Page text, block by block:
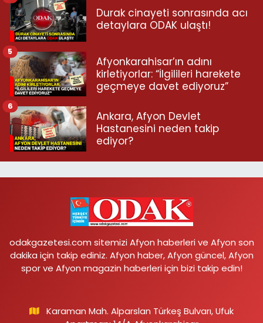
Durak cinayeti sonrasında acı
detaylara ODAK ulaştı!
Afyonkarahisar’ın adını
kirletiyorlar: “İlgilileri harekete
geçmeye davet ediyoruz”
5
Ankara, Afyon Devlet
Hastanesini neden takip
ediyor?
6
odakgazetesi.com sitemizi Afyon haberleri ve Afyon son
dakika için takip ediniz. Afyon haber, Afyon güncel, Afyon
spor ve Afyon magazin haberleri için bizi takip edin!
Karaman Mah. Alparslan Türkeş Bulvarı, Ufuk